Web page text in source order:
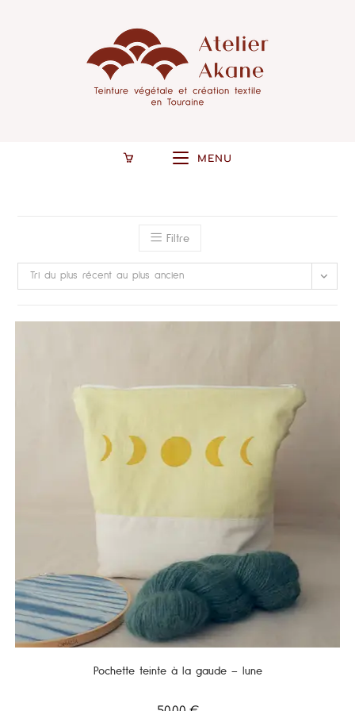
MENU
Filtre
Tri du plus récent au plus ancien
Pochette teinte à la gaude – lune